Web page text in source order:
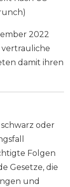
2022
vertrauliche
damit ihren
oder
Folgen
Gesetze, die
und